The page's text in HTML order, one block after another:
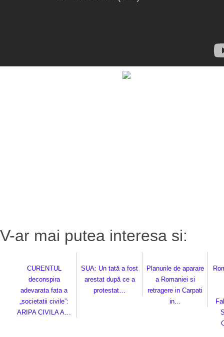
V-ar mai putea interesa si:
CURENTUL
deconspira
adevarata fata a
„societatii civile”:
ARIPA CIVILA A…
SUA: Un tată a fost
arestat după ce a
protestat…
Planurile de aparare
a Romaniei si
retragere in Carpati
in…